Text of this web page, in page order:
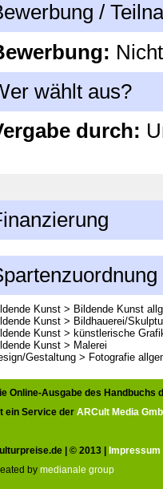
/
wählt aus?
durch:
Kunst > Bildende Kunst
Kunst > Bildhauerei/
Kunst > künstlerische
Kunst > Malerei
Gestaltung > Fotografie
Online-Ausgabe des Handbuchs
ein Service der ARCult Media
| © 2013 | Impressum
by medianale group